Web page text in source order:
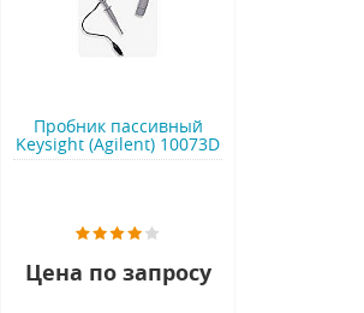
Пробник пассивный
Keysight (Agilent) 10073D
Цена по запросу